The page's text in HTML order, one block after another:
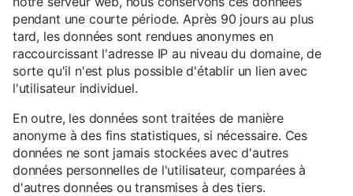
pendant une courte période. Après 90 jours au plus
tard, les données sont rendues anonymes en
raccourcissant l'adresse IP au niveau du domaine, de
sorte qu'il n'est plus possible d'établir un lien avec
l'utilisateur individuel.
En outre, les données sont traitées de manière
anonyme à des fins statistiques, si nécessaire. Ces
données ne sont jamais stockées avec d'autres
données personnelles de l'utilisateur, comparées à
d'autres données ou transmises à des tiers.